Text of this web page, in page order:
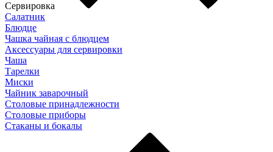
Сервировка
Салатник
Блюдце
Чашка чайная с блюдцем
Аксессуары для сервировки
Чаша
Тарелки
Миски
Чайник заварочный
Столовые принадлежности
Столовые приборы
Стаканы и бокалы